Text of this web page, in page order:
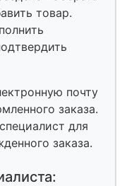
товар.
почту
заказа.
для
заказа.